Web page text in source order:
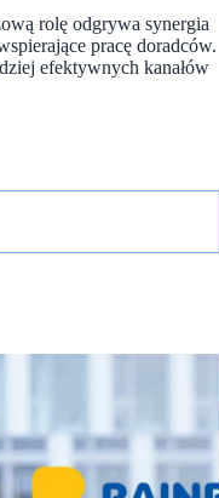
rolę odgrywa synergia
pracę doradców.
efektywnych kanałów